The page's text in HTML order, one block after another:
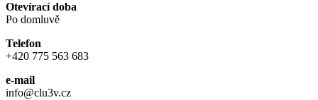
Otevírací doba
Po domluvě
Telefon
+420 775 563 683
e-mail
info@clu3v.cz